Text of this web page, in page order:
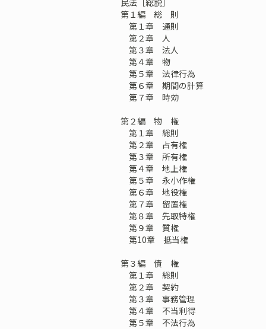
民法［総説］
第１編 総 則
第１章 通則
第２章 人
第３章 法人
第４章 物
第５章 法律行為
第６章 期間の計算
第７章 時効
第２編 物 権
第１章 総則
第２章 占有権
第３章 所有権
第４章 地上権
第５章 永小作権
第６章 地役権
第７章 留置権
第８章 先取特権
第９章 質権
第10章 抵当権
第３編 債 権
第１章 総則
第２章 契約
第３章 事務管理
第４章 不当利得
第５章 不法行為